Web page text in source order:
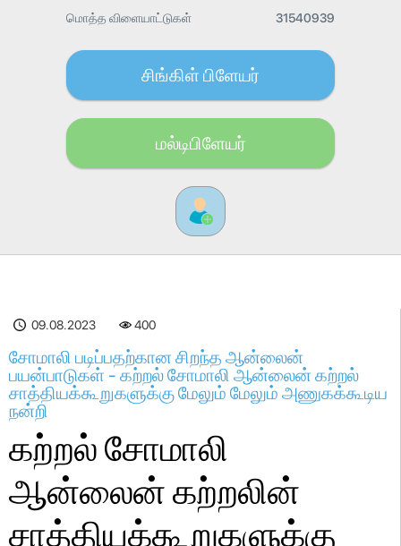
மொத்த விளையாட்டுகள் 31540939
சிங்கிள் பிளேயர்
மல்டிபிளேயர்
09.08.2023 400
சோமாலி படிப்பதற்கான சிறந்த ஆன்லைன்
பயன்பாடுகள் - கற்றல் சோமாலி ஆன்லைன் கற்றல்
சாத்தியக்கூறுகளுக்கு மேலும் மேலும் அணுகக்கூடிய
நன்றி
கற்றல் சோமாலி
ஆன்லைன் கற்றலின்
சாத்தியக்கூறுகளுக்கு